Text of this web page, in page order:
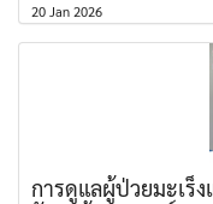
20 Jan 2026
การดูแลผู้ป่วยมะเร็